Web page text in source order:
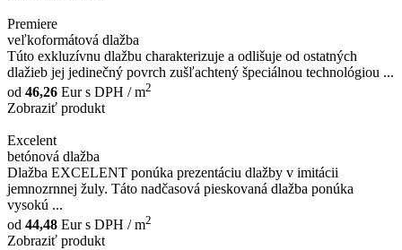
Premiere
veľkoformátová dlažba
Túto exkluzívnu dlažbu charakterizuje a odlišuje od ostatných
dlažieb jej jedinečný povrch zušľachtený špeciálnou technológiou ...
od 46,26 Eurs DPH / m2
Zobraziť produkt
Excelent
betónová dlažba
Dlažba EXCELENT ponúka prezentáciu dlažby v imitácii
jemnozrnnej žuly. Táto nadčasová pieskovaná dlažba ponúka
vysokú ...
od 44,48 Eurs DPH / m2
Zobraziť produkt